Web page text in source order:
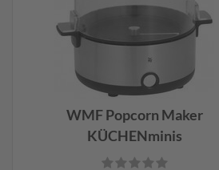
WMF Popcorn Maker
KÜCHENminis